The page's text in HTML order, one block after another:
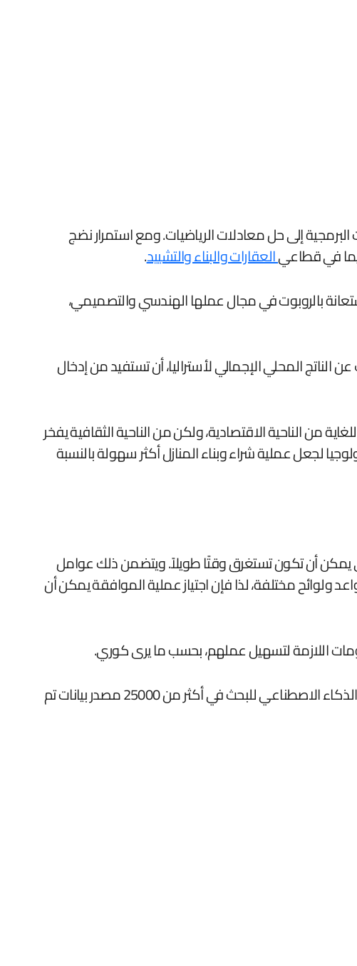
إلى حل معادلات الرياضيات. ومع استمرار نضج
في قطاعيالعقارات والبناء والتشييد.
بالروبوت في مجال عملها الهندسي والتصميمي،
المحلي الإجمالي لأستراليا، أن تستفيد من إدخال
من الناحية الاقتصادية، ولكن من الناحية الثقافية يفخر
لجعل عملية شراء وبناء المنازل أكثر سهولة بالنسبة
يمكن أن تكون تستغرق وقتًا طويلاً. ويتضمن ذلك عوامل
مختلفة، لذا فإن اجتياز عملية الموافقة يمكن أن
اللازمة لتسهيل عملهم، بحسب ما يرى كوري.
أيضاً وبدلاً من قيام المطورين بفحص الوثائق لفهم ما هو مسموح به وماهو غير مسموح، تستخدم الشركة الذكاء الاصطناعي للبحث في أكثر من 25000 مصدر بيانات تم